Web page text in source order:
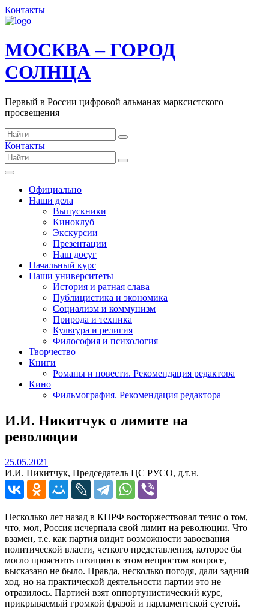
Контакты
МОСКВА – ГОРОД
СОЛНЦА
Первый в России цифровой альманах марксистского
просвещения
Контакты
Официально
Наши дела
Выпускники
Киноклуб
Экскурсии
Презентации
Наш досуг
Начальный курс
Наши университеты
История и ратная слава
Публицистика и экономика
Социализм и коммунизм
Природа и техника
Культура и религия
Философия и психология
Творчество
Книги
Романы и повести. Рекомендация редактора
Кино
Фильмография. Рекомендация редактора
И.И. Никитчук о лимите на
революции
25.05.2021
И.И. Никитчук, Председатель ЦС РУСО, д.т.н.
Несколько лет назад в КПРФ восторжествовал тезис о том,
что, мол, Россия исчерпала свой лимит на революции. Что
взамен, т.е. как партия видит возможности завоевания
политической власти, четкого представления, которое бы
могло прояснить позицию в этом непростом вопросе,
высказано не было. Правда, несколько погодя, дали задний
ход, но на практической деятельности партии это не
отразилось. Партией взят оппортунистический курс,
прикрываемый громкой фразой и парламентской суетой.